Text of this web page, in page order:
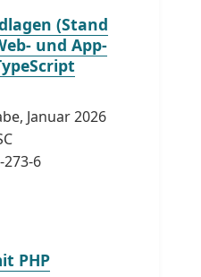
(Stand
und App-
Januar 2026
273-6
PHP